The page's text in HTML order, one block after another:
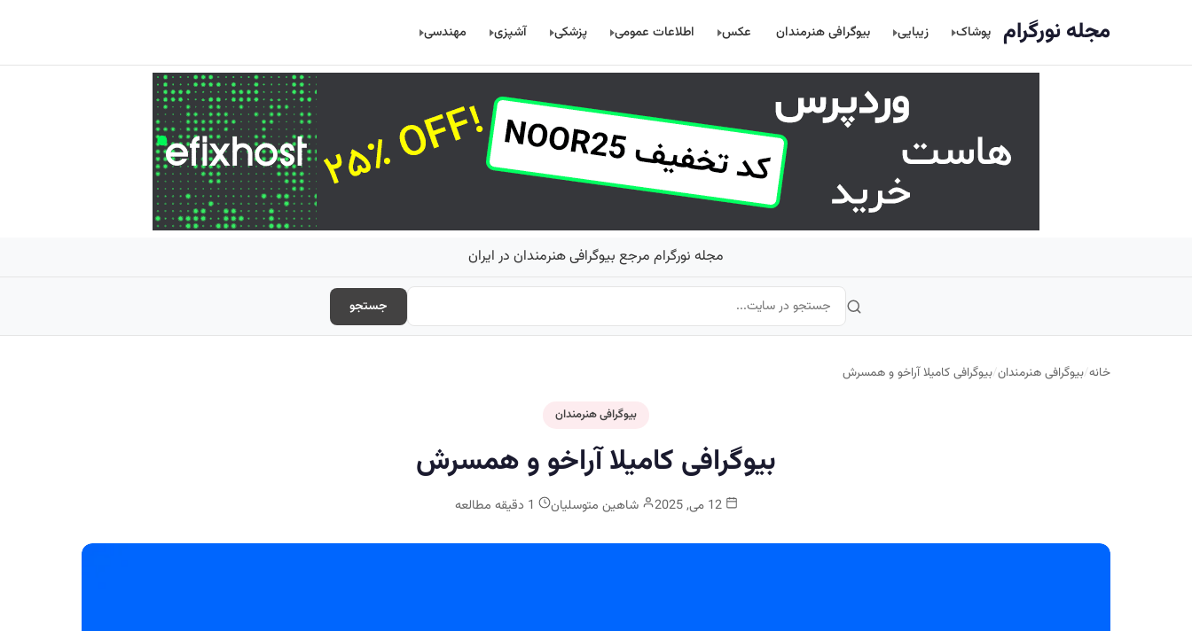
مجله نورگرام پوشاک زیبایی بیوگرافی هنرمندان عکس اطلاعات عمومی پزشکی آشپزی مهندسی
مجله نورگرام مرجع بیوگرافی هنرمندان در ایران
جستجو
خانه/بیوگرافی هنرمندان/بیوگرافی کامیلا آراخو و همسرش
بیوگرافی هنرمندان
بیوگرافی کامیلا آراخو و همسرش
12 می, 2025 شاهین متوسلیان